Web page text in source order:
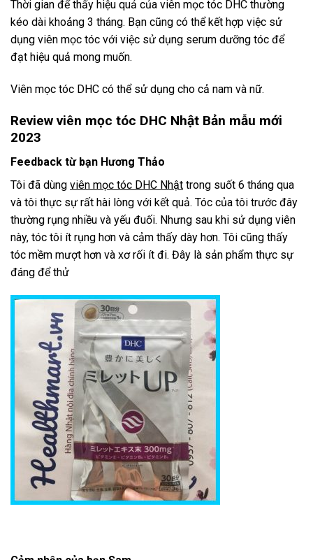
Thời gian để thấy hiệu quả của viên mọc tóc DHC thường
kéo dài khoảng 3 tháng. Bạn cũng có thể kết hợp việc sử
dụng viên mọc tóc với việc sử dụng serum dưỡng tóc để
đạt hiệu quả mong muốn.
Viên mọc tóc DHC có thể sử dụng cho cả nam và nữ.
Review viên mọc tóc DHC Nhật Bản mẫu mới
2023
Feedback từ bạn Hương Thảo
Tôi đã dùng viên mọc tóc DHC Nhật trong suốt 6 tháng qua
và tôi thực sự rất hài lòng với kết quả. Tóc của tôi trước đây
thường rụng nhiều và yếu đuối. Nhưng sau khi sử dụng viên
này, tóc tôi ít rụng hơn và cảm thấy dày hơn. Tôi cũng thấy
tóc mềm mượt hơn và xơ rối ít đi. Đây là sản phẩm thực sự
đáng để thử